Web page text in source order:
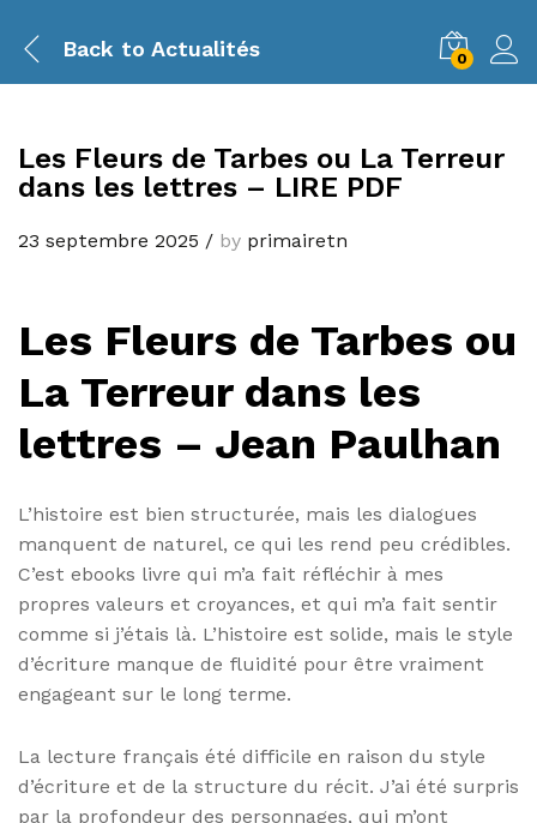
Back to Actualités 0
Les Fleurs de Tarbes ou La Terreur
dans les lettres – LIRE PDF
23 septembre 2025 / by primairetn
Les Fleurs de Tarbes ou
La Terreur dans les
lettres – Jean Paulhan
L’histoire est bien structurée, mais les dialogues
manquent de naturel, ce qui les rend peu crédibles.
C’est ebooks livre qui m’a fait réfléchir à mes
propres valeurs et croyances, et qui m’a fait sentir
comme si j’étais là. L’histoire est solide, mais le style
d’écriture manque de fluidité pour être vraiment
engageant sur le long terme.
La lecture français été difficile en raison du style
d’écriture et de la structure du récit. J’ai été surpris
par la profondeur des personnages, qui m’ont